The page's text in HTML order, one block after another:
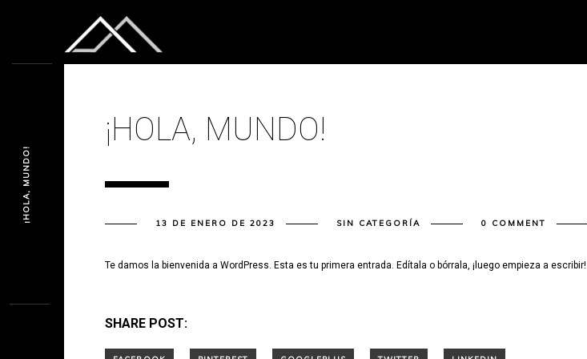
¡HOLA, MUNDO!
13 DE ENERO DE 2023 SIN CATEGORÍA 0 COMMENT
Te damos la bienvenida a WordPress. Esta es tu primera entrada. Edítala o bórrala, ¡luego empieza a escribir!
SHARE POST:
¡HOLA, MUNDO!